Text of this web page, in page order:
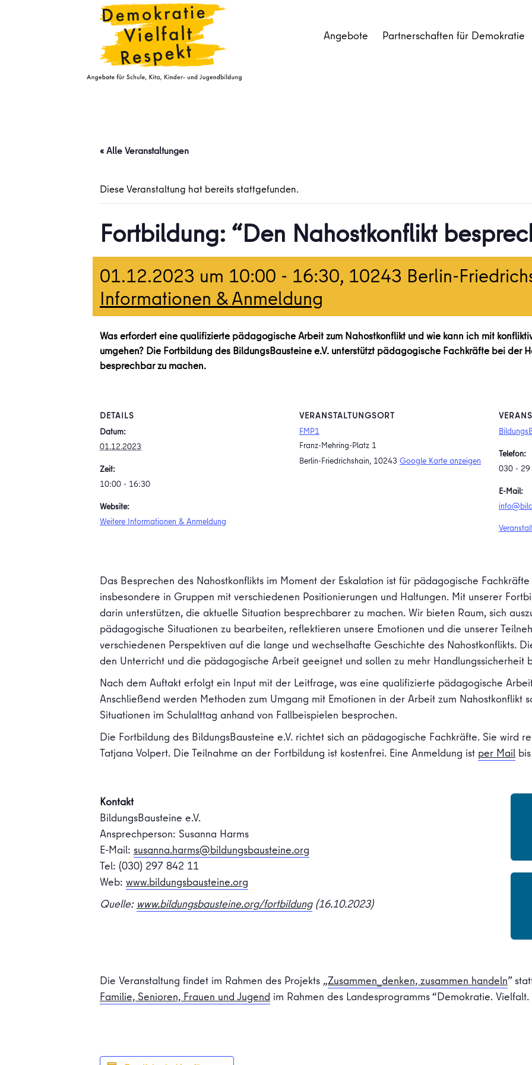
Angebote Partnerschaften für Demokratie
« Alle Veranstaltungen
Diese Veranstaltung hat bereits stattgefunden.
Fortbildung: “Den Nahostkonflikt
01.12.2023 um 10:00 - 16:30, 10243 Berlin-
Informationen & Anmeldung
Was erfordert eine qualifizierte pädagogische Arbeit zum Nahostkonflikt und wie kann ich mit
umgehen? Die Fortbildung des BildungsBausteine e.V. unterstützt pädagogische Fachkräfte bei der
besprechbar zu machen.
DETAILS
Datum:
01.12.2023
Zeit:
10:00 - 16:30
Website:
Weitere Informationen & Anmeldung
VERANSTALTUNGSORT
FMP1
Franz-Mehring-Platz 1
Berlin-Friedrichshain, 10243 Google Karte anzeigen
Telefon:
030 ‐
E-Mail:
Das Besprechen des Nahostkonflikts im Moment der Eskalation ist für pädagogische
insbesondere in Gruppen mit verschiedenen Positionierungen und Haltungen. Mit unserer
darin unterstützen, die aktuelle Situation besprechbarer zu machen. Wir bieten Raum, sich
pädagogische Situationen zu bearbeiten, reflektieren unsere Emotionen und die unserer
verschiedenen Perspektiven auf die lange und wechselhafte Geschichte des Nahostkonflikts.
den Unterricht und die pädagogische Arbeit geeignet und sollen zu mehr Handlungssicherheit
Nach dem Auftakt erfolgt ein Input mit der Leitfrage, was eine qualifizierte pädagogische
Anschließend werden Methoden zum Umgang mit Emotionen in der Arbeit zum Nahostkonflikt
Situationen im Schulalttag anhand von Fallbeispielen besprochen.
Die Fortbildung des BildungsBausteine e.V. richtet sich an pädagogische Fachkräfte. Sie wird
Tatjana Volpert. Die Teilnahme an der Fortbildung ist kostenfrei. Eine Anmeldung ist per Mail
Kontakt
BildungsBausteine e.V.
Ansprechperson: Susanna Harms
E-Mail: susanna.harms@bildungsbausteine.org
Tel: (030) 297 842 11
Web: www.bildungsbausteine.org
Quelle: www.bildungsbausteine.org/fortbildung(16.10.2023)
Die Veranstaltung findet im Rahmen des Projekts „Zusammen_denken, zusammen handeln”
Familie, Senioren, Frauen und Jugend im Rahmen des Landesprogramms “Demokratie.